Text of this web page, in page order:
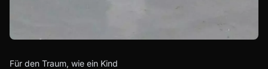
Für den Traum, wie ein Kind